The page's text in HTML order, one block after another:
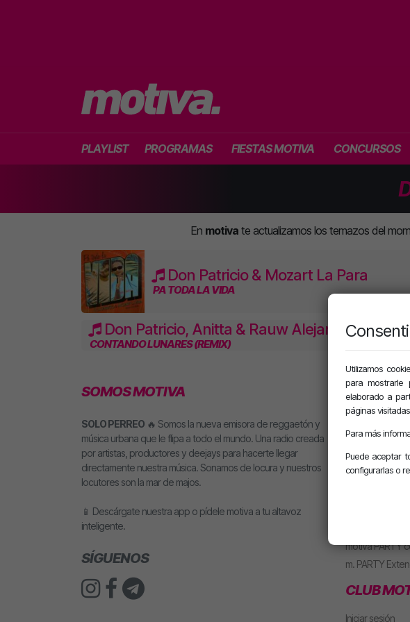
PLAYLIST PROGRAMAS FIESTAS MOTIVA CONCURSOS
En motiva te actualizamos los temazos del
Don Patricio & Mozart La Para
PA TODA LA VIDA
Don Patricio, Anitta & Rauw Alejandro
CONTANDO LUNARES (REMIX)
SOMOS MOTIVA
SOLO PERREO 🔥 Somos la nueva emisora de reggaetón y
música urbana que le flipa a todo el mundo. Una radio creada
por artistas, productores y deejays para hacerte llegar
directamente nuestra música. Sonamos de locura y nuestros
locutores son la mar de majos.
📱 Descárgate nuestra app o pídele motiva a tu altavoz
inteligente.
SÍGUENOS
MJ
Alan González
Jesús Sánchez
Mel Pescuezo
motiva PARTY
m. PARTY
CLUB
Iniciar sesión
Utilizamos
para mostrarle
elaborado a
páginas
Para más
Puede aceptar
configurarlas o